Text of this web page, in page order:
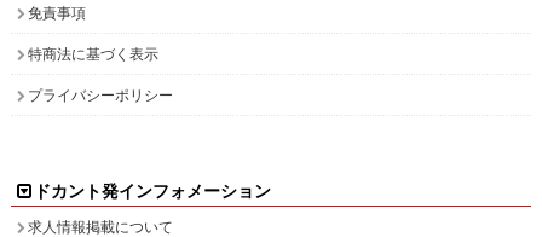
免責事項
特商法に基づく表示
プライバシーポリシー
ドカント発インフォメーション
求人情報掲載について